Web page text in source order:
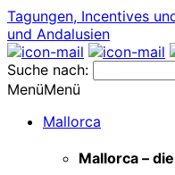
Tagungen, Incentives
und Andalusien
Suche nach:
MenüMenü
Mallorca
Mallorca –